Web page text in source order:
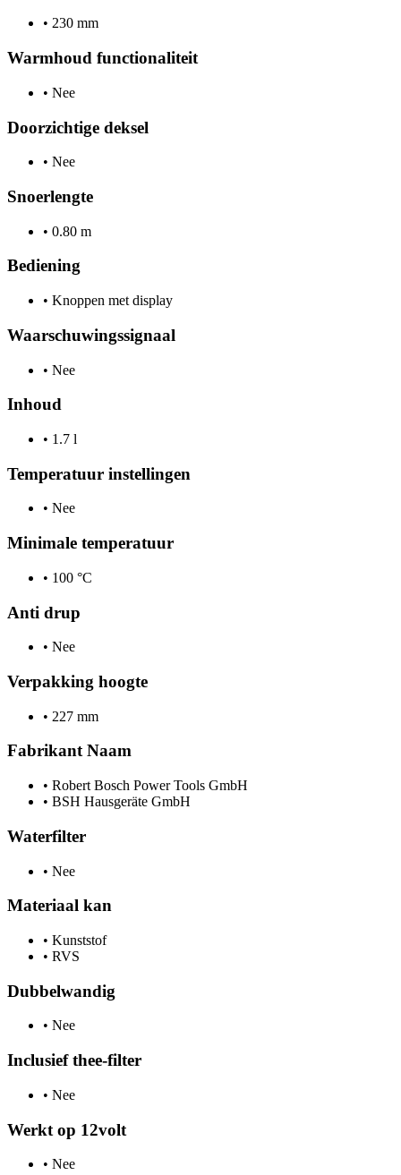
• 230 mm
Warmhoud functionaliteit
• Nee
Doorzichtige deksel
• Nee
Snoerlengte
• 0.80 m
Bediening
• Knoppen met display
Waarschuwingssignaal
• Nee
Inhoud
• 1.7 l
Temperatuur instellingen
• Nee
Minimale temperatuur
• 100 °C
Anti drup
• Nee
Verpakking hoogte
• 227 mm
Fabrikant Naam
• Robert Bosch Power Tools GmbH
• BSH Hausgeräte GmbH
Waterfilter
• Nee
Materiaal kan
• Kunststof
• RVS
Dubbelwandig
• Nee
Inclusief thee-filter
• Nee
Werkt op 12volt
• Nee